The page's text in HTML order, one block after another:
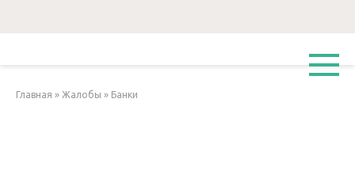
Главная » Жалобы » Банки